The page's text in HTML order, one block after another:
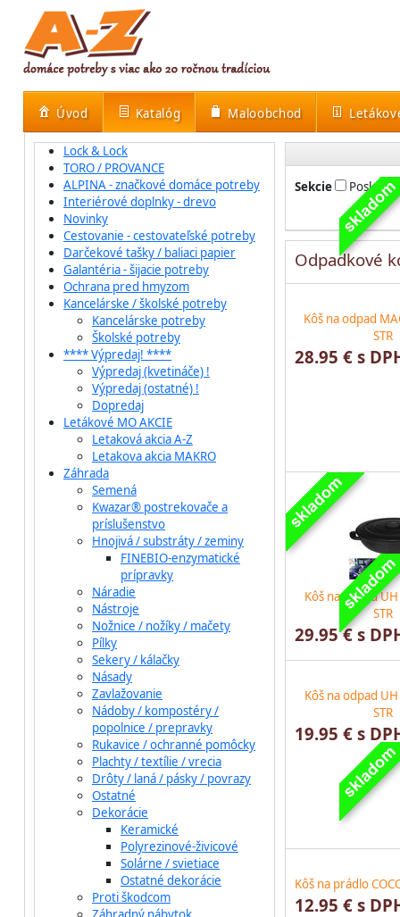
Úvod Katalóg Maloobchod
Lock & Lock
TORO / PROVANCE
ALPINA - značkové domáce potreby
Interiérové doplnky - drevo
Novinky
Cestovanie - cestovateľské potreby
Darčekové tašky / baliaci papier
Galantéria - šijacie potreby
Ochrana pred hmyzom
Kancelárske / školské potreby
Kancelárske potreby
Školské potreby
**** Výpredaj! ****
Výpredaj (kvetináče) !
Výpredaj (ostatné) !
Dopredaj
Letákové MO AKCIE
Letaková akcia A-Z
Letakova akcia MAKRO
Záhrada
Semená
Kwazar® postrekovače a
príslušenstvo
Hnojivá / substráty / zeminy
FINEBIO-enzymatické
prípravky
Náradie
Nástroje
Nožnice / nožíky / mačety
Pílky
Sekery / kálačky
Násady
Zavlažovanie
Nádoby / kompostéry /
popolnice / prepravky
Rukavice / ochranné pomôcky
Plachty / textílie / vrecia
Drôty / laná / pásky / povrazy
Ostatné
Dekorácie
Keramické
Polyrezinové-živicové
Solárne / svietiace
Ostatné dekorácie
Proti škodcom
Sekcie
Odpadkové
Kôš na odpad
STR
28.95 € s
Kôš na odpad
STR
29.95 € s
Kôš na odpad
STR
19.95 € s
Kôš na prádlo
12.95 € s